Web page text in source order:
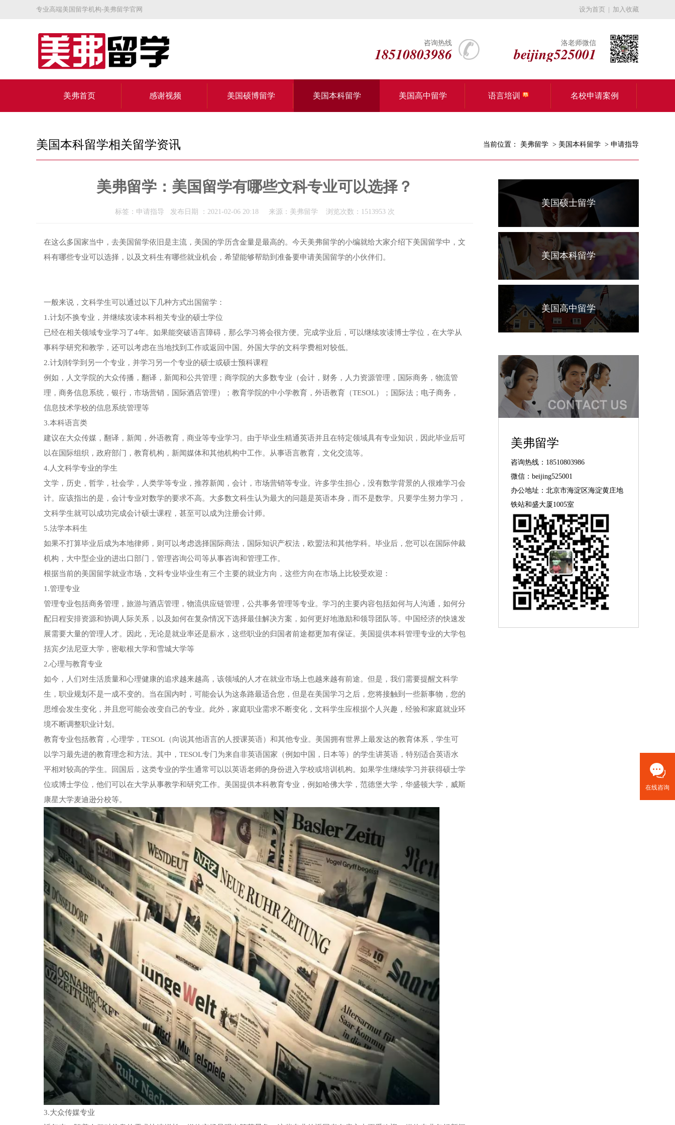
专业高端美国留学机构-美弗留学官网 设为首页 | 加入收藏
洛老师微信
beijing525001
咨询热线
18510803986
美弗首页 感谢视频 美国硕博留学 美国本科留学 美国高中留学 语言培训 名校申请案例
美国本科留学相关留学资讯 当前位置： 美弗留学 > 美国本科留学 > 申请指导
美弗留学：美国留学有哪些文科专业可以选择？
标签：申请指导 发布日期 ：2021-02-06 20:18 来源：美弗留学 浏览次数：1513953 次
在这么多国家当中，去美国留学依旧是主流，美国的学历含金量是最高的。今天美弗留学的小编就给大家介绍下美国留学中，文
科有哪些专业可以选择，以及文科生有哪些就业机会，希望能够帮助到准备要申请美国留学的小伙伴们。
一般来说，文科学生可以通过以下几种方式出国留学：
1.计划不换专业，并继续攻读本科相关专业的硕士学位
已经在相关领域专业学习了4年。如果能突破语言障碍，那么学习将会很方便。完成学业后，可以继续攻读博士学位，在大学从
事科学研究和教学，还可以考虑在当地找到工作或返回中国。外国大学的文科学费相对较低。
2.计划转学到另一个专业，并学习另一个专业的硕士或硕士预科课程
例如，人文学院的大众传播，翻译，新闻和公共管理；商学院的大多数专业（会计，财务，人力资源管理，国际商务，物流管
理，商务信息系统，银行，市场营销，国际酒店管理）；教育学院的中小学教育，外语教育（TESOL）；国际法；电子商务，
信息技术学校的信息系统管理等
3.本科语言类
建议在大众传媒，翻译，新闻，外语教育，商业等专业学习。由于毕业生精通英语并且在特定领域具有专业知识，因此毕业后可
以在国际组织，政府部门，教育机构，新闻媒体和其他机构中工作。从事语言教育，文化交流等。
4.人文科学专业的学生
文学，历史，哲学，社会学，人类学等专业，推荐新闻，会计，市场营销等专业。许多学生担心，没有数学背景的人很难学习会
计。应该指出的是，会计专业对数学的要求不高。大多数文科生认为最大的问题是英语本身，而不是数学。只要学生努力学习，
文科学生就可以成功完成会计硕士课程，甚至可以成为注册会计师。
5.法学本科生
如果不打算毕业后成为本地律师，则可以考虑选择国际商法，国际知识产权法，欧盟法和其他学科。毕业后，您可以在国际仲裁
机构，大中型企业的进出口部门，管理咨询公司等从事咨询和管理工作。
根据当前的美国留学就业市场，文科专业毕业生有三个主要的就业方向，这些方向在市场上比较受欢迎：
1.管理专业
管理专业包括商务管理，旅游与酒店管理，物流供应链管理，公共事务管理等专业。学习的主要内容包括如何与人沟通，如何分
配日程安排资源和协调人际关系，以及如何在复杂情况下选择最佳解决方案，如何更好地激励和领导团队等。中国经济的快速发
展需要大量的管理人才。因此，无论是就业率还是薪水，这些职业的归国者前途都更加有保证。美国提供本科管理专业的大学包
括宾夕法尼亚大学，密歇根大学和雪城大学等
2.心理与教育专业
如今，人们对生活质量和心理健康的追求越来越高，该领域的人才在就业市场上也越来越有前途。但是，我们需要提醒文科学
生，职业规划不是一成不变的。当在国内时，可能会认为这条路最适合您，但是在美国学习之后，您将接触到一些新事物，您的
思维会发生变化，并且您可能会改变自己的专业。此外，家庭职业需求不断变化，文科学生应根据个人兴趣，经验和家庭就业环
境不断调整职业计划。
教育专业包括教育，心理学，TESOL（向说其他语言的人授课英语）和其他专业。美国拥有世界上最发达的教育体系，学生可
以学习最先进的教育理念和方法。其中，TESOL专门为来自非英语国家（例如中国，日本等）的学生讲英语，特别适合英语水
平相对较高的学生。回国后，这类专业的学生通常可以以英语老师的身份进入学校或培训机构。如果学生继续学习并获得硕士学
位或博士学位，他们可以在大学从事教学和研究工作。美国提供本科教育专业，例如哈佛大学，范德堡大学，华盛顿大学，威斯
康星大学麦迪逊分校等。
3.大众传媒专业
美国硕士留学
美国本科留学
美国高中留学
美弗留学
咨询热线：18510803986
微信：beijing525001
办公地址：北京市海淀区海淀黄庄地
铁站和盛大厦1005室
在线咨询